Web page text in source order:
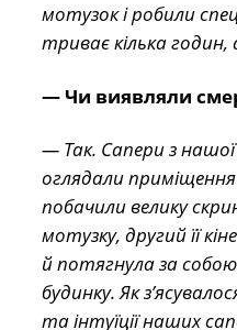
мотузок і робили
триває кілька
— Чи виявляли
— Так. Сапери з
оглядали
побачили велику
мотузку, другий її
й потягнула за
будинку. Як
та інтуїції наших